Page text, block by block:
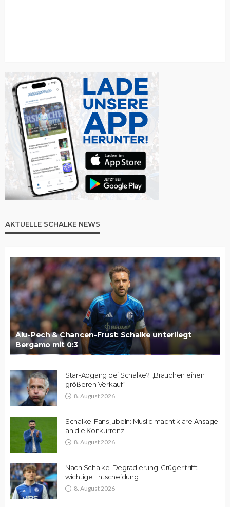
AKTUELLE SCHALKE NEWS
Alu-Pech & Chancen-Frust: Schalke unterliegt
Bergamo mit 0:3
Star-Abgang bei Schalke? „Brauchen einen
größeren Verkauf“
8. August 2026
Schalke-Fans jubeln: Muslic macht klare Ansage
an die Konkurrenz
8. August 2026
Nach Schalke-Degradierung: Grüger trifft
wichtige Entscheidung
8. August 2026